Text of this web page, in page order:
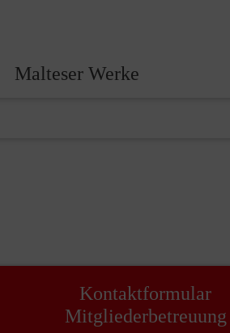
Malteser Werke
Kontaktformular
Mitgliederbetreuung